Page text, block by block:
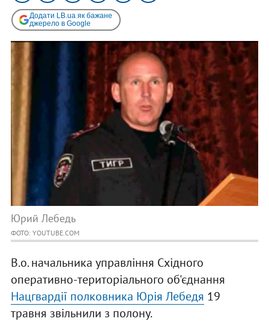
Додати LB.ua як бажане
джерело в Google
Юрий Лебедь
ФОТО: YOUTUBE.COM
В.о. начальника управління Східного
оперативно-територіального об'єднання
Нацгвардії полковника Юрія Лебедя 19
травня звільнили з полону.